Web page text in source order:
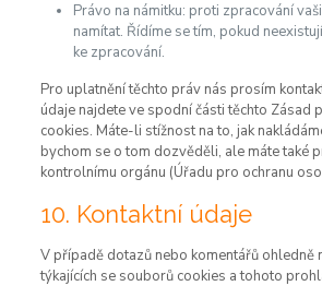
Právo na námitku: proti zpracování
namítat. Řídíme se tím, pokud
ke zpracování.
Pro uplatnění těchto práv nás prosím
údaje najdete ve spodní části těchto Zásad
cookies. Máte-li stížnost na to, jak
bychom se o tom dozvěděli, ale máte také
kontrolnímu orgánu (Úřadu pro ochranu
10. Kontaktní údaje
V případě dotazů nebo komentářů ohledně
týkajících se souborů cookies a tohoto